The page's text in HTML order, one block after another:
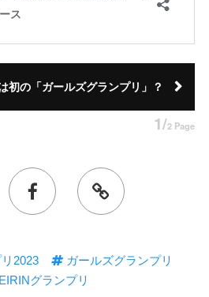
初の「ガールズグランプリ」？
1/2 Page
2023
ガールズグランプリ
グランプリ